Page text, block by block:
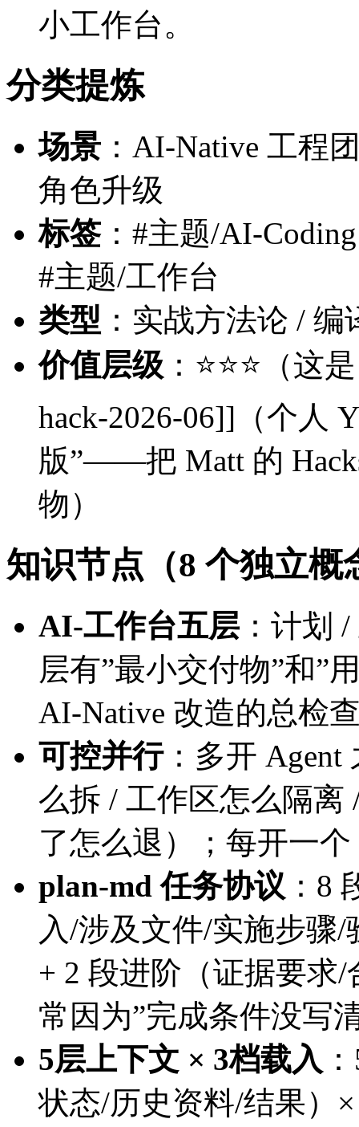
小工作台。
分类提炼
场景 ：AI-Native 工程
角色升级
标签：#主题/AI-
#主题/工作台
类型 ：实战方法论 /
价值层级 ：⭐⭐⭐（这
hack-2026-06]]（个人
版”——把 Matt 的
物）
知识节点（8 个独立概
AI-工作台五层 ：计划
层有”最小交付物”和
AI-Native 改造的总检
可控并行：多开 Agent
么拆 / 工作区怎么隔离
了怎么退）；每开一
plan-md 任务协议 ：8
入/涉及文件/实施步骤
+ 2 段进阶（证据要求
常因为”完成条件没写
5层上下文 × 3档载入
状态/历史资料/结果）